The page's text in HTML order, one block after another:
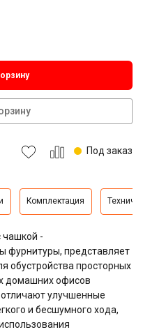
Под заказ
Комплектация
чашкой -
фурнитуры, представляет
обустройства просторных
домашних офисов
улучшенные
и бесшумного хода,